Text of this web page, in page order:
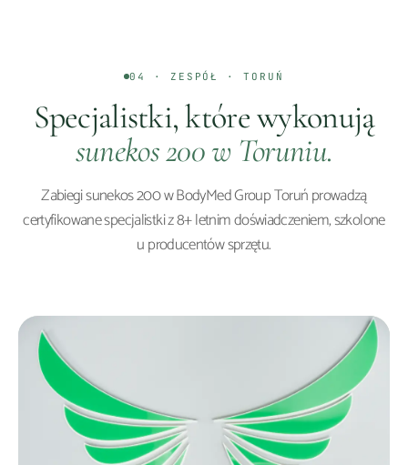
04 · ZESPÓŁ ·TORUŃ
Specjalistki, które wykonują
sunekos 200w Toruniu.
Zabiegisunekos 200w BodyMed GroupToruńprowadzą
certyfikowane specjalistki z 8+ letnim doświadczeniem, szkolone
u producentów sprzętu.